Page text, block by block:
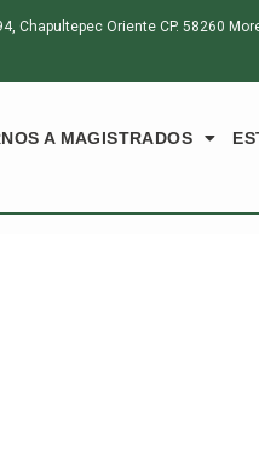
Chapultepec Oriente CP. 58260
A MAGISTRADOS